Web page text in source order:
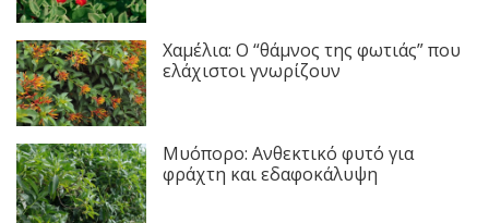
Χαμέλια: Ο “θάμνος της φωτιάς” που
ελάχιστοι γνωρίζουν
Μυόπορο: Ανθεκτικό φυτό για
φράχτη και εδαφοκάλυψη